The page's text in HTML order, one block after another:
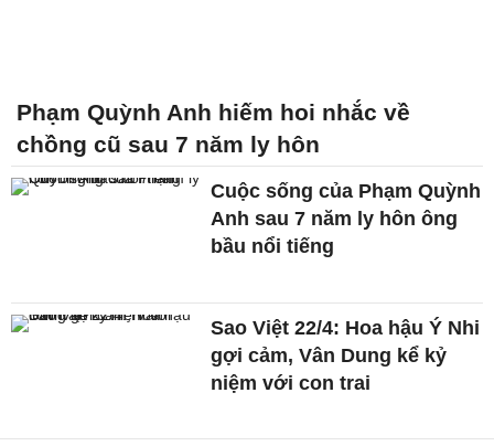
Phạm Quỳnh Anh hiếm hoi nhắc về
chồng cũ sau 7 năm ly hôn
Cuộc sống của Phạm Quỳnh
Anh sau 7 năm ly hôn ông
bầu nổi tiếng
Sao Việt 22/4: Hoa hậu Ý Nhi
gợi cảm, Vân Dung kể kỷ
niệm với con trai